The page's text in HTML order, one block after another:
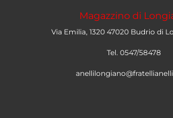
Magazzino di
Via Emilia, 1320 47020 Budrio di
Tel. 0547/58478